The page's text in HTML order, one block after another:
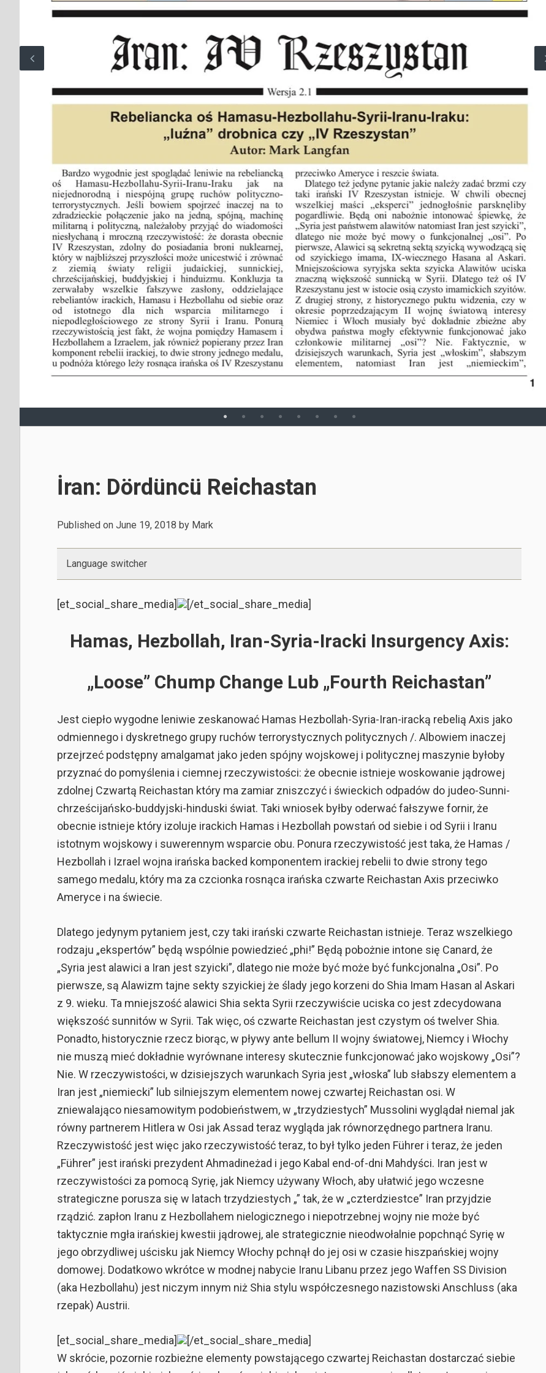
İran: Dördüncü Reichastan
Published on June 19, 2018 by Mark
Language switcher
[et_social_share_media] [/et_social_share_media]
Hamas, Hezbollah, Iran-Syria-Iracki Insurgency Axis:
„Loose” Chump Change Lub „Fourth Reichastan”
Jest ciepło wygodne leniwie zeskanować Hamas Hezbollah-Syria-Iran-iracką rebelią Axis jako
odmiennego i dyskretnego grupy ruchów terrorystycznych politycznych /. Albowiem inaczej
przejrzeć podstępny amalgamat jako jeden spójny wojskowej i politycznej maszynie byłoby
przyznać do pomyślenia i ciemnej rzeczywistości: że obecnie istnieje woskowanie jądrowej
zdolnej Czwartą Reichastan który ma zamiar zniszczyć i świeckich odpadów do judeo-Sunni-
chrześcijańsko-buddyjski-hinduski świat. Taki wniosek byłby oderwać fałszywe fornir, że
obecnie istnieje który izoluje irackich Hamas i Hezbollah powstań od siebie i od Syrii i Iranu
istotnym wojskowy i suwerennym wsparcie obu. Ponura rzeczywistość jest taka, że ​​Hamas /
Hezbollah i Izrael wojna irańska backed komponentem irackiej rebelii to dwie strony tego
samego medalu, który ma za czcionka rosnąca irańska czwarte Reichastan Axis przeciwko
Ameryce i na świecie.
Dlatego jedynym pytaniem jest, czy taki irański czwarte Reichastan istnieje. Teraz wszelkiego
rodzaju „ekspertów” będą wspólnie powiedzieć „phi!” Będą pobożnie intone się Canard, że
„Syria jest alawici a Iran jest szyicki”, dlatego nie może być może być funkcjonalna „Osi”. Po
pierwsze, są Alawizm tajne sekty szyickiej że ślady jego korzeni do Shia Imam Hasan al Askari
z 9. wieku. Ta mniejszość alawici Shia sekta Syrii rzeczywiście uciska co jest zdecydowana
większość sunnitów w Syrii. Tak więc, oś czwarte Reichastan jest czystym oś twelver Shia.
Ponadto, historycznie rzecz biorąc, w pływy ante bellum II wojny światowej, Niemcy i Włochy
nie muszą mieć dokładnie wyrównane interesy skutecznie funkcjonować jako wojskowy „Osi”?
Nie. W rzeczywistości, w dzisiejszych warunkach Syria jest „włoska” lub słabszy elementem a
Iran jest „niemiecki” lub silniejszym elementem nowej czwartej Reichastan osi. W
zniewalająco niesamowitym podobieństwem, w „trzydziestych” Mussolini wyglądał niemal jak
równy partnerem Hitlera w Osi jak Assad teraz wygląda jak równorzędnego partnera Iranu.
Rzeczywistość jest więc jako rzeczywistość teraz, to był tylko jeden Führer i teraz, że jeden
„Führer” jest irański prezydent Ahmadineżad i jego Kabal end-of-dni Mahdyści. Iran jest w
rzeczywistości za pomocą Syrię, jak Niemcy używany Włoch, aby ułatwić jego wczesne
strategiczne porusza się w latach trzydziestych „” tak, że w „czterdziestce” Iran przyjdzie
rządzić. zapłon Iranu z Hezbollahem nielogicznego i niepotrzebnej wojny nie może być
taktycznie mgła irańskiej kwestii jądrowej, ale strategicznie nieodwołalnie popchnąć Syrię w
jego obrzydliwej uścisku jak Niemcy Włochy pchnął do jej osi w czasie hiszpańskiej wojny
domowej. Dodatkowo wkrótce w modnej nabycie Iranu Libanu przez jego Waffen SS Division
(aka Hezbollahu) jest niczym innym niż Shia stylu współczesnego nazistowski Anschluss (aka
rzepak) Austrii.
[et_social_share_media]
[/et_social_share_media]
W skrócie, pozornie rozbieżne elementy powstającego czwartej Reichastan dostarczać siebie